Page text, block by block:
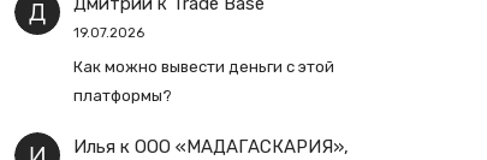
19.07.2026
Как можно вывести деньги с этой
платформы?
Ильяк ООО «МАДАГАСКАРИЯ»,